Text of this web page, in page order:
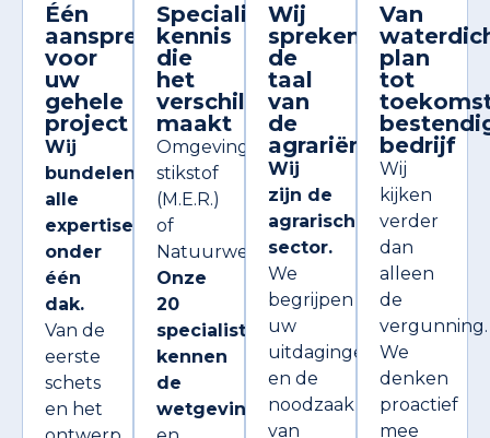
Één
aanspreekpunt
voor
uw
gehele
project
Wij
bundelen
alle
expertise
onder
één
dak.
Van de
eerste
schets
en het
Specialistische
kennis
die
het
verschil
maakt
Omgevingswet,
stikstof
(M.E.R.)
of
Natuurwet?
Onze
20
specialisten
kennen
de
wetgeving
Wij
spreken
de
taal
van
de
agrariër
Wij
zijn de
agrarische
sector.
We
begrijpen
uw
uitdagingen
en de
noodzaak
van
Van
plan
tot
bedrijf
Wij
kijken
verder
dan
alleen
de
vergunning.
We
denken
proactief
mee